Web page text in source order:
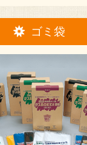
ゴミ袋